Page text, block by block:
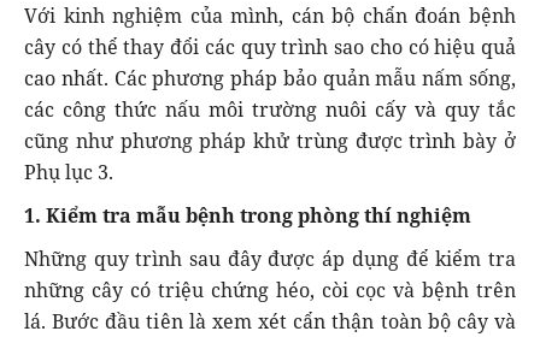
Với kinh nghiệm của mình, cán bộ chẩn đoán bệnh
cây có thể thay đổi các quy trình sao cho có hiệu quả
cao nhất. Các phương pháp bảo quản mẫu nấm sống,
các công thức nấu môi trường nuôi cấy và quy tắc
cũng như phương pháp khử trùng được trình bày ở
Phụ lục 3.
1. Kiểm tra mẫu bệnh trong phòng thí nghiệm
Những quy trình sau đây được áp dụng để kiểm tra
những cây có triệu chứng héo, còi cọc và bệnh trên
lá. Bước đầu tiên là xem xét cẩn thận toàn bộ cây và